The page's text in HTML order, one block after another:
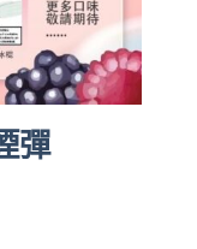
彈